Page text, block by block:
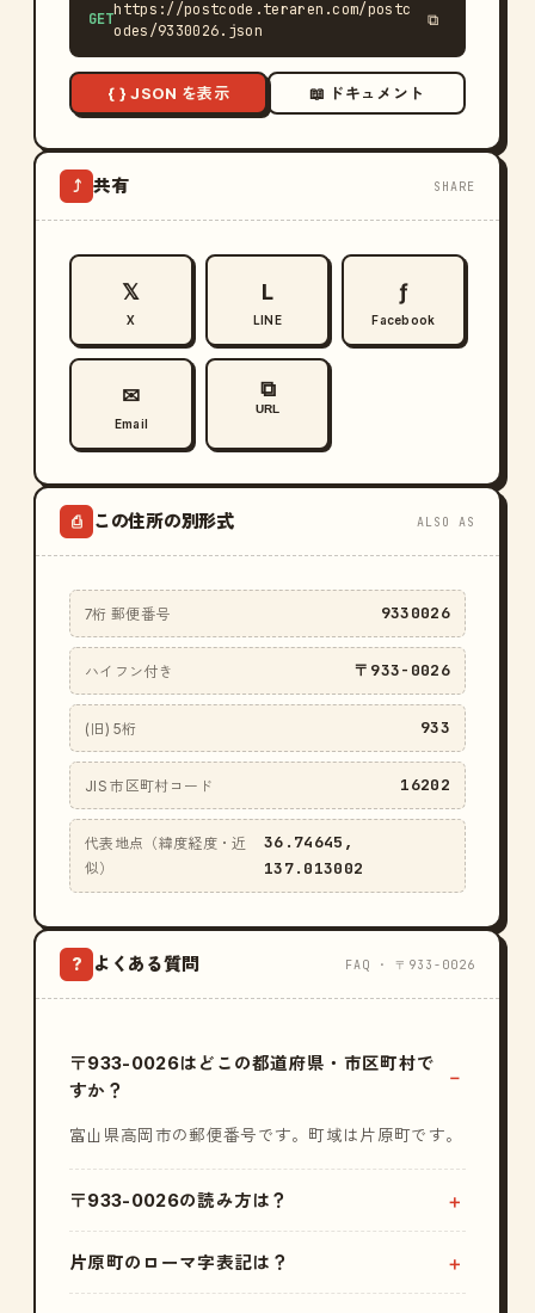
GET
https://postcode.teraren.com/postc
odes/9330026.json
⧉
{ } JSON を表示 📖 ドキュメント
⤴ 共有 SHARE
𝕏
X
L
LINE
ƒ
Facebook
✉
Email
⧉
URL
⎙ この住所の別形式 ALSO AS
7桁 郵便番号 9330026
ハイフン付き 〒933-0026
(旧) 5桁 933
JIS 市区町村コード 16202
代表地点（緯度経度・近
似）
36.74645,
137.013002
? よくある質問 FAQ · 〒933-0026
〒933-0026はどこの都道府県・市区町村で
すか？
富山県高岡市の郵便番号です。町域は片原町です。
〒933-0026の読み方は？
片原町のローマ字表記は？